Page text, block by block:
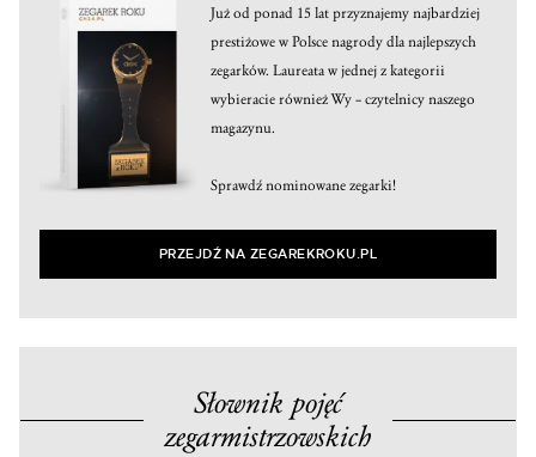
Już od ponad 15 lat przyznajemy najbardziej
prestiżowe w Polsce nagrody dla najlepszych
zegarków. Laureata w jednej z kategorii
wybieracie również Wy – czytelnicy naszego
magazynu.
Sprawdź nominowane zegarki!
PRZEJDŹ NA ZEGAREKROKU.PL
Słownik pojęć
zegarmistrzowskich